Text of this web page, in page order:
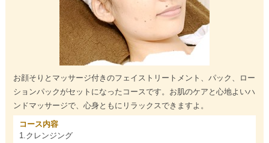
お顔そりとマッサージ付きのフェイストリートメント、パック、ロー
ションパックがセットになったコースです。お肌のケアと心地よいハ
ンドマッサージで、心身ともにリラックスできますよ。
コース内容
1.クレンジング